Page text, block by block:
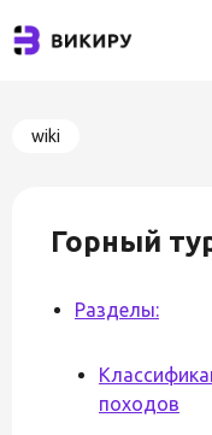
wiki
Горный
Разделы:
походов